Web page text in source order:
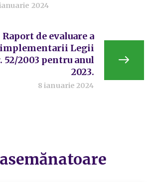
2024
Raport de evaluare a
implementarii Legii
52/2003 pentru anul
2023.
8 ianuarie 2024